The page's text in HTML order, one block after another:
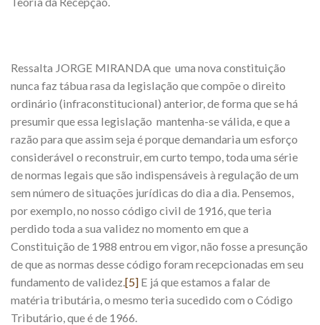
Ressalta JORGE MIRANDA que uma nova constituição
nunca faz tábua rasa da legislação que compõe o direito
ordinário (infraconstitucional) anterior, de forma que se há
presumir que essa legislação mantenha-se válida, e que a
razão para que assim seja é porque demandaria um esforço
considerável o reconstruir, em curto tempo, toda uma série
de normas legais que são indispensáveis à regulação de um
sem número de situações jurídicas do dia a dia. Pensemos,
por exemplo, no nosso código civil de 1916, que teria
perdido toda a sua validez no momento em que a
Constituição de 1988 entrou em vigor, não fosse a presunção
de que as normas desse código foram recepcionadas em seu
fundamento de validez.[5] E já que estamos a falar de
matéria tributária, o mesmo teria sucedido com o Código
Tributário, que é de 1966.